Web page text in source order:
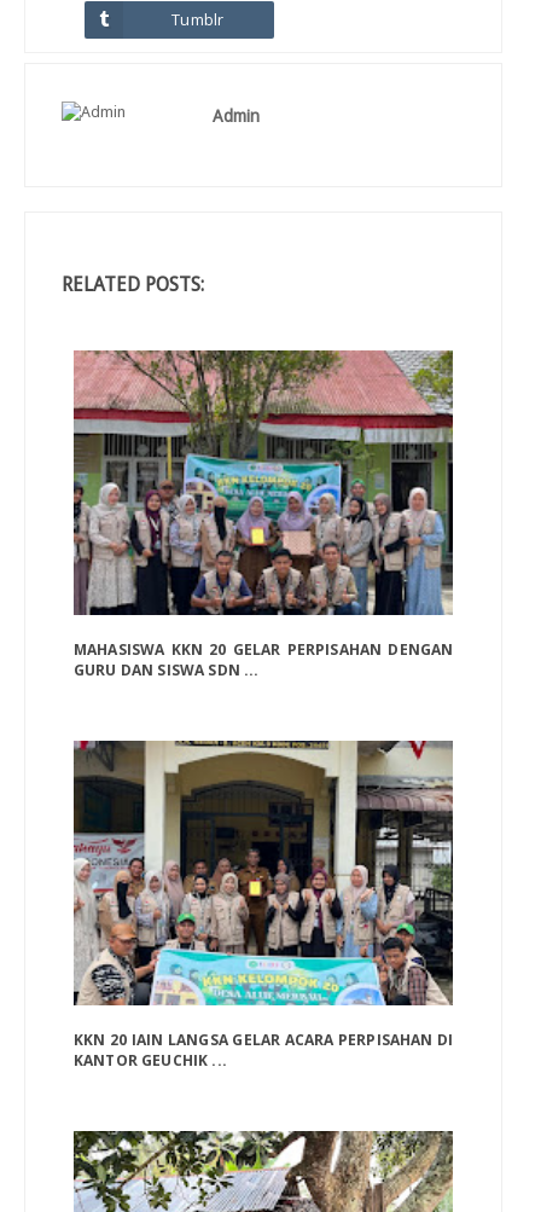
Tumblr
Admin
RELATED POSTS:
MAHASISWA KKN 20 GELAR PERPISAHAN DENGAN
GURU DAN SISWA SDN ...
KKN 20 IAIN LANGSA GELAR ACARA PERPISAHAN DI
KANTOR GEUCHIK ...